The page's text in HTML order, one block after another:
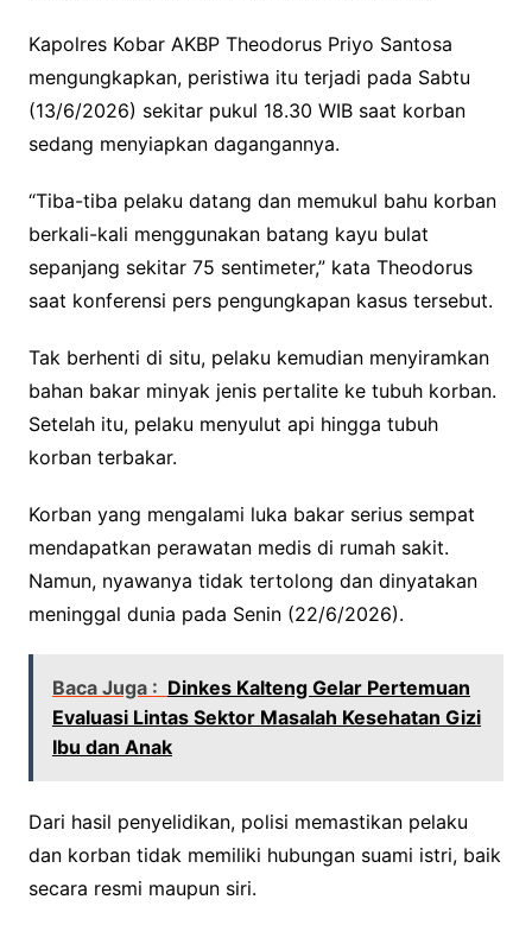
Kapolres Kobar AKBP Theodorus Priyo Santosa
mengungkapkan, peristiwa itu terjadi pada Sabtu
(13/6/2026) sekitar pukul 18.30 WIB saat korban
sedang menyiapkan dagangannya.
“Tiba-tiba pelaku datang dan memukul bahu korban
berkali-kali menggunakan batang kayu bulat
sepanjang sekitar 75 sentimeter,” kata Theodorus
saat konferensi pers pengungkapan kasus tersebut.
Tak berhenti di situ, pelaku kemudian menyiramkan
bahan bakar minyak jenis pertalite ke tubuh korban.
Setelah itu, pelaku menyulut api hingga tubuh
korban terbakar.
Korban yang mengalami luka bakar serius sempat
mendapatkan perawatan medis di rumah sakit.
Namun, nyawanya tidak tertolong dan dinyatakan
meninggal dunia pada Senin (22/6/2026).
Baca Juga : Dinkes Kalteng Gelar Pertemuan
Evaluasi Lintas Sektor Masalah Kesehatan Gizi
Ibu dan Anak
Dari hasil penyelidikan, polisi memastikan pelaku
dan korban tidak memiliki hubungan suami istri, baik
secara resmi maupun siri.